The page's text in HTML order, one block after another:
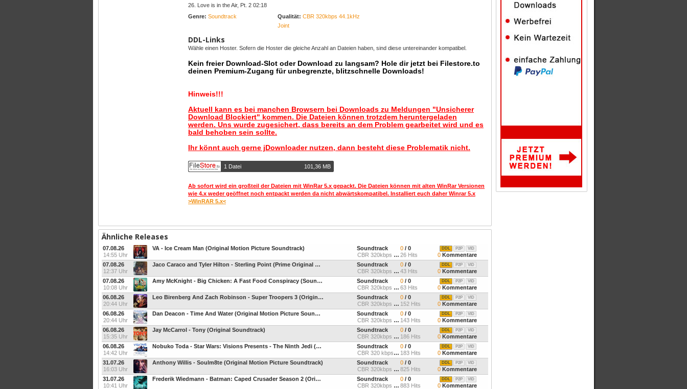
26. Love is in the Air, Pt. 2 02:18
Genre: Soundtrack Qualität: CBR 320kbps 44.1kHz
Joint
DDL-Links
Wähle einen Hoster. Sofern die Hoster die gleiche Anzahl an Dateien haben, sind diese untereinander kompatibel.
Kein freier Download-Slot oder Download zu langsam? Hole dir jetzt bei Filestore.to
deinen Premium-Zugang für unbegrenzte, blitzschnelle Downloads!
Hinweis!!!
Aktuell kann es bei manchen Browsern bei Downloads zu Meldungen "Unsicherer
Download Blockiert" kommen. Die Dateien können trotzdem heruntergeladen
werden. Uns wurde zugesichert, dass bereits an dem Problem gearbeitet wird und es
bald behoben sein sollte.
Ihr könnt auch gerne jDownloader nutzen, dann besteht diese Problematik nicht.
1 Datei 101,36 MB
Ab sofort wird ein großteil der Dateien mit WinRar 5.x gepackt. Die Dateien können mit alten WinRar Versionen
wie 4.x weder geöffnet noch entpackt werden da nicht abwärtskompatibel. Installiert euch daher Winrar 5.x
>WinRAR 5.x<
Ähnliche Releases
07.08.26
14:55 Uhr
VA - Ice Cream Man (Original Motion Picture Soundtrack)
Soundtrack
CBR 320kbps 44.1kHz Stere
0 / 0
26 Hits
VID
P2P
DDL
0 Kommentare
07.08.26
12:37 Uhr
Jaco Caraco and Tyler Hilton - Sterling Point (Prime Original Series Score)
Soundtrack
CBR 320kbps 44.1kHz Joint
0 / 0
43 Hits
VID
P2P
DDL
0 Kommentare
07.08.26
10:08 Uhr
Amy McKnight - Big Chicken: A Fast Food Conspiracy (Soundtrack from
Soundtrack
CBR 320kbps 44.1kHz Joint
0 / 0
63 Hits
VID
P2P
DDL
0 Kommentare
06.08.26
20:44 Uhr
Leo Birenberg And Zach Robinson - Super Troopers 3 (Original Motion Picture Soundtrack
Soundtrack
CBR 320kbps 44.1kHz Joint
0 / 0
152 Hits
VID
P2P
DDL
0 Kommentare
06.08.26
20:44 Uhr
Dan Deacon - Time And Water (Original Motion Picture Soundtrack)
Soundtrack
CBR 320kbps 44.1kHz Joint
0 / 0
143 Hits
VID
P2P
DDL
0 Kommentare
06.08.26
15:35 Uhr
Jay McCarrol - Tony (Original Soundtrack)
Soundtrack
CBR 320kbps 44.1kHz Joint
0 / 0
186 Hits
VID
P2P
DDL
0 Kommentare
06.08.26
14:42 Uhr
Nobuko Toda - Star Wars: Visions Presents - The Ninth Jedi (Original Soundtrack)
Soundtrack
CBR 320 kbps, 44.1khz
0 / 0
183 Hits
VID
P2P
DDL
0 Kommentare
31.07.26
16:03 Uhr
Anthony Willis - Soulm8te (Original Motion Picture Soundtrack)
Soundtrack
CBR 320kbps 44.1kHz Joint
0 / 0
825 Hits
VID
P2P
DDL
0 Kommentare
31.07.26
10:41 Uhr
Frederik Wiedmann - Batman: Caped Crusader Season 2 (Original Television
Soundtrack
CBR 320kbps 44.1kHz Stere
0 / 0
883 Hits
VID
P2P
DDL
0 Kommentare